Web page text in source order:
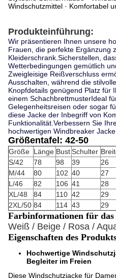
Windschutzmittel · Komfortabel
Produkteinführung:
Wir präsentieren Ihnen unsere
Frauen, die perfekte Ergänzung
Kleiderschrank.Sicherstellen,
Wetterbedingungen gemütlich
Zweigleisige Reißverschluss
Ausschalten, während die
Knopfdetails genügend Platz für
einem SchachbrettmusterIdeal
Gelegenheitsreisen oder sogar
diese Jacke der Inbegriff von
Funktionalität.Verbessern Sie
hochwertigen Windbreaker Jacke.
Größentafel: 42-50
Größe Länge BustSchulter
S/42
78 98 39 26
M/44
80 102 40 27
L/46
82 106 41 28
XL/48
84 110 42 29
2XL/50 84 114 43 29
Farbinformationen für
Weiß / Beige / Rosa /
Eigenschaften des
Hochwertige
Begleiter im Freien
Diese Windschutzjacke für